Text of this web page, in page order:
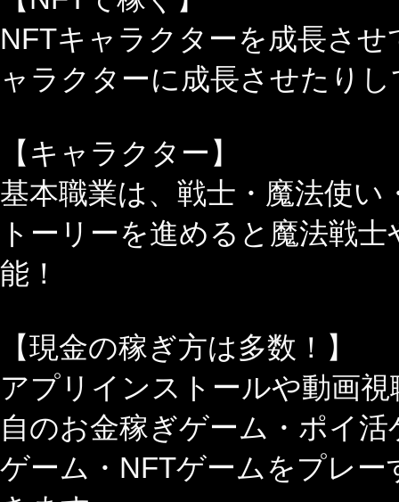
NFTキャラクターを成長さ
ャラクターに成長させたり
【キャラクター】
基本職業は、戦士・魔法使
トーリーを進めると魔法戦
能！
【現金の稼ぎ方は多数！】
アプリインストールや動画
自のお金稼ぎゲーム・ポイ
ゲーム・NFTゲームをプレ